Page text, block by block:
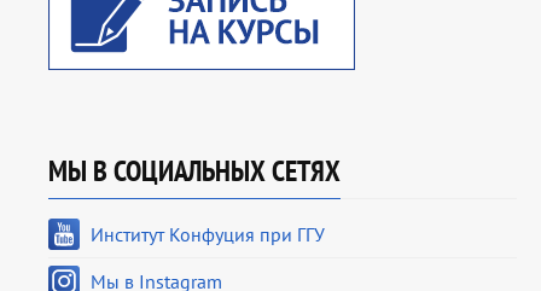
МЫ В СОЦИАЛЬНЫХ СЕТЯХ
Институт Конфуция при ГГУ
Мы в Instagram